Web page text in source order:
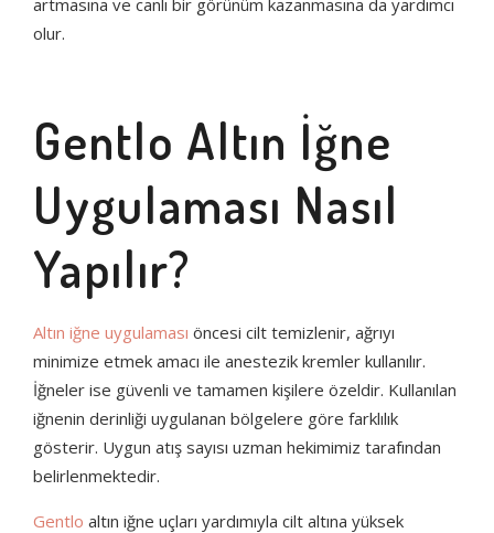
PICOHI
artmasına ve canlı bir görünüm kazanmasına da yardımcı
olur.
Gentlo Altın İğne
Uygulaması Nasıl
Yapılır?
Altın iğne uygulaması öncesi cilt temizlenir, ağrıyı
minimize etmek amacı ile anestezik kremler kullanılır.
İğneler ise güvenli ve tamamen kişilere özeldir. Kullanılan
iğnenin derinliği uygulanan bölgelere göre farklılık
gösterir. Uygun atış sayısı uzman hekimimiz tarafından
belirlenmektedir.
Gentlo altın iğne uçları yardımıyla cilt altına yüksek